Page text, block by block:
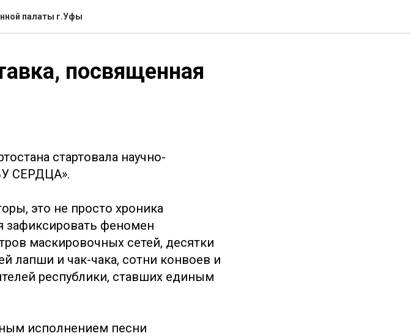
палаты г.Уфы
посвященная
стартовала научно-
СЕРДЦА».
это не просто хроника
зафиксировать феномен
маскировочных сетей, десятки
лапши и чак-чака, сотни конвоев и
республики, ставших единым
исполнением песни